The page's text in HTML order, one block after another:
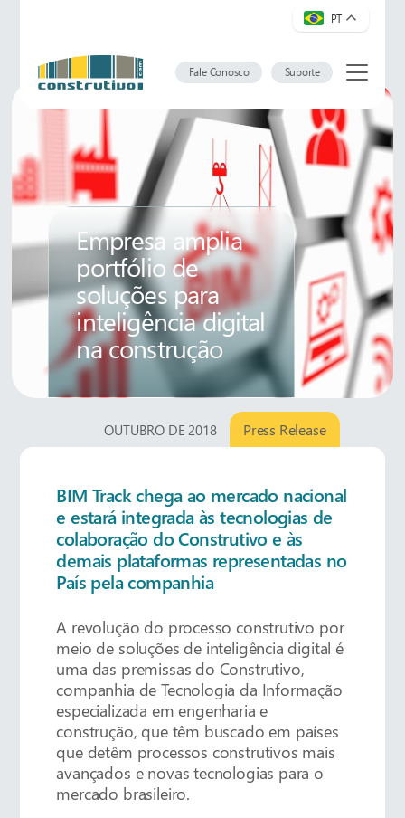
PT
Fale Conosco Suporte
Empresa amplia
portfólio de
soluções para
inteligência digital
na construção
OUTUBRO DE 2018 Press Release
BIM Track chega ao mercado nacional
e estará integrada às tecnologias de
colaboração do Construtivo e às
demais plataformas representadas no
País pela companhia
A revolução do processo construtivo por
meio de soluções de inteligência digital é
uma das premissas do Construtivo,
companhia de Tecnologia da Informação
especializada em engenharia e
construção, que têm buscado em países
que detêm processos construtivos mais
avançados e novas tecnologias para o
mercado brasileiro.